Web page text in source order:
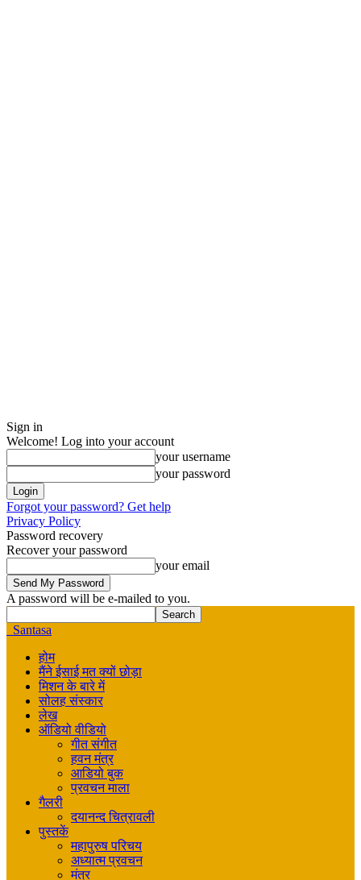
Sign in
Welcome! Log into your account
your username
your password
Forgot your password? Get help
Privacy Policy
Password recovery
Recover your password
your email
A password will be e-mailed to you.
Santasa
होम
मैंने ईसाई मत क्यों छोड़ा
मिशन के बारे में
सोलह संस्कार
लेख
ऑडियो वीडियो
गीत संगीत
हवन मंत्र
आडियो बुक
प्रवचन माला
गैलरी
दयानन्द चित्रावली
पुस्तकें
महापुरुष परिचय
अध्यात्म प्रवचन
मंत्र